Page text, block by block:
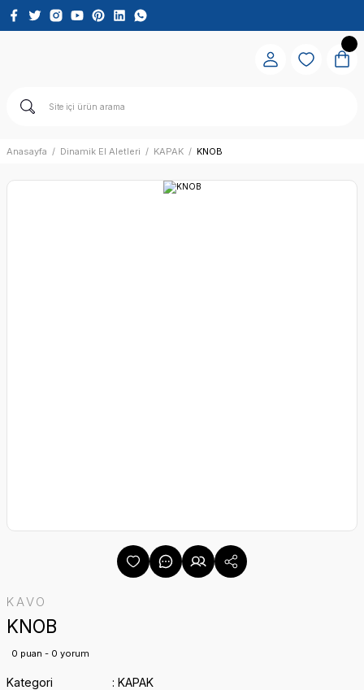
Anasayfa Dinamik El Aletleri KAPAK KNOB
KAVO
KNOB
0 puan - 0 yorum
Kategori
KAPAK